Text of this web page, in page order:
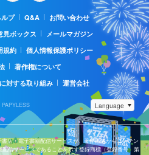
プ Q&A
お問い合わせ
見ボックス
メールマガジン
規約
個人情報保護ポリシー
著作権について
対する取り組み 運営会社
店・電子書籍配信サービスが、著作権者からコンテン
配信サービスであることを示す登録商標（登録番号 第